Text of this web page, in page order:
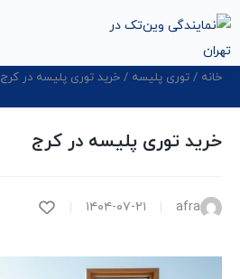
خانه / توری پلیسه / خرید توری پلیسه در کرج
خرید توری پلیسه در کرج
afra ۱۴۰۴-۰۷-۲۱